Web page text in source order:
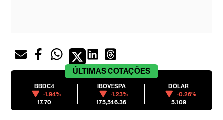
ÚLTIMASCOTAÇÕES
BBDC4
-1.94%
17.70
IBOVESPA
-1.23%
175,546.36
DÓLAR
-0.26%
5.109